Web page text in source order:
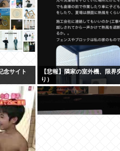
念サイト
【悲報】隣家の室外機、限
り）